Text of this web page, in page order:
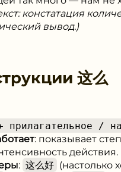
констатация
вывод.)
这么
прилагательное /
: показывает
действия.
: 这么好 (настолько